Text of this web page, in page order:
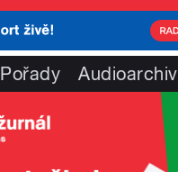
Pořady Audioarchiv